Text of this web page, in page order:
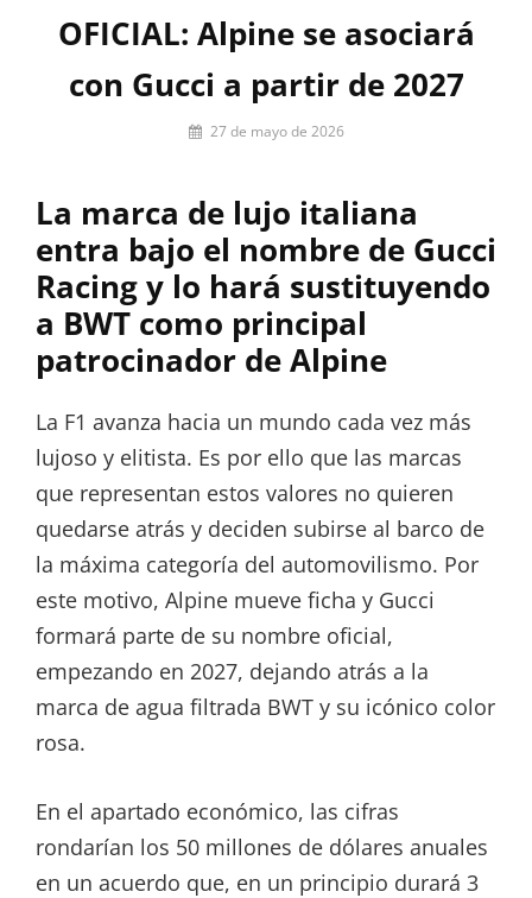
OFICIAL: Alpine se asociará
con Gucci a partir de 2027
Por
Paquet
27 de mayo de 2026
La marca de lujo italiana
entra bajo el nombre de Gucci
Racing y lo hará sustituyendo
a BWT como principal
patrocinador de Alpine
La F1 avanza hacia un mundo cada vez más
lujoso y elitista. Es por ello que las marcas
que representan estos valores no quieren
quedarse atrás y deciden subirse al barco de
la máxima categoría del automovilismo. Por
este motivo, Alpine mueve ficha y Gucci
formará parte de su nombre oficial,
empezando en 2027, dejando atrás a la
marca de agua filtrada BWT y su icónico color
rosa.
En el apartado económico, las cifras
rondarían los 50 millones de dólares anuales
en un acuerdo que, en un principio durará 3